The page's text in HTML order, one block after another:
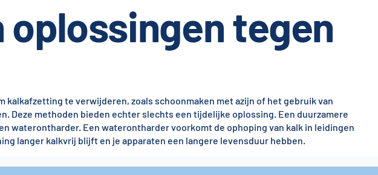
oplossingen tegen
kalkafzetting te verwijderen, zoals schoonmaken met azijn of het gebruik van
Deze methoden bieden echter slechts een tijdelijke oplossing. Een duurzamere
waterontharder. Een waterontharder voorkomt de ophoping van kalk in leidingen
langer kalkvrij blijft en je apparaten een langere levensduur hebben.